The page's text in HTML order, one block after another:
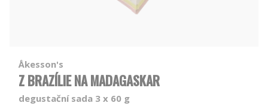
Åkesson's
Z BRAZÍLIE NA MADAGASKAR
degustační sada 3 x 60 g